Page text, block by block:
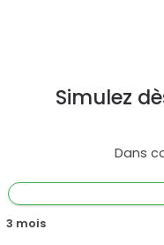
Simulez
Dans
3 mois